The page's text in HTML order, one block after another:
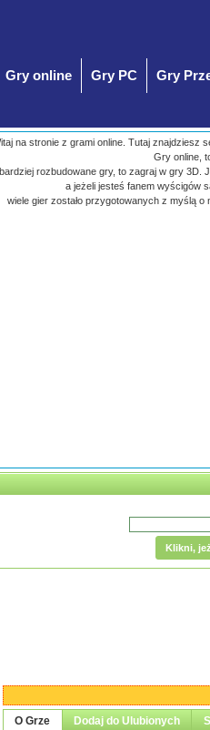
Gry online Gry PC Gry
na stronie z grami online. Tutaj znajdziesz
Gry online,
rozbudowane gry, to zagraj w gry 3D.
a jeżeli jesteś fanem wyścigów
wiele gier zostało przygotowanych z myślą
Klikni,
O Grze Dodaj do Ulubionych